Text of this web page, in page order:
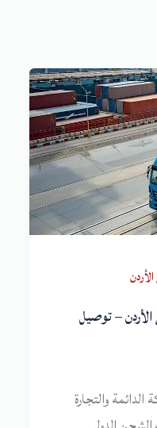
– توصيل
والتجارة